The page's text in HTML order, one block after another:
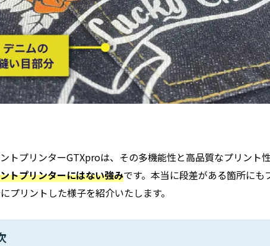
トプリンターGTXproは、その多機能性と高品質なプリント
トプリンターにはない強みです。本当に段差がある箇所に
プリントした様子を紹介いたします。